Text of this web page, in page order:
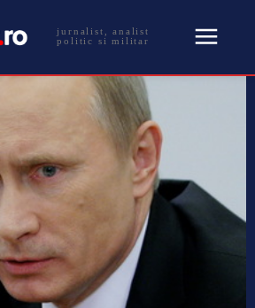
jurnalist, analist
politic si militar